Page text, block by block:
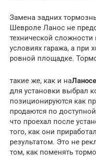
Замена задних
Шевроле Ланос не
технической
условиях гаража, а при
ровной площадке.
такие же, как и на
для установки выбрал
позиционируются как
продаются по
что проехал после
того, как они
результатом. Это не
том, как поменять